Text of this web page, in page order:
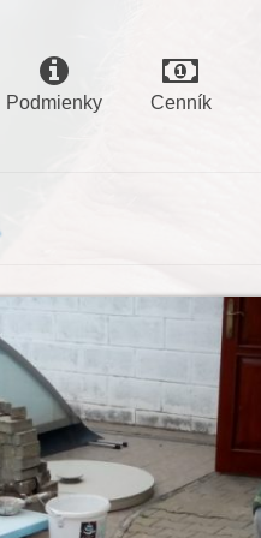
Podmienky Cenník